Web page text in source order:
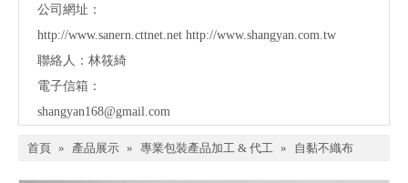
公司網址：
http://www.sanern.cttnet.net http://www.shangyan.com.tw
聯絡人：林筱綺
電子信箱：
shangyan168@gmail.com
首頁 » 產品展示 » 專業包裝產品加工 & 代工 » 自黏不織布